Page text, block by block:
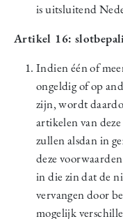
is uitsluitend
Artikel 16:
Indien één of
ongeldig of op
zijn, wordt
artikelen van
zullen alsdan in
deze
in die zin dat de
vervangen door
mogelijk